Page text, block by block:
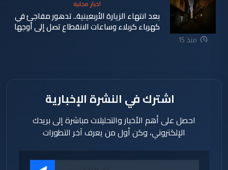
دقيقة
منذ 15
اخبار محلية
بعد انتهاء الزيارة الأربعينية.. تدهور مفاجئ في
كهرباء كربلاء وساعات الانقطاع تصل إلى أوجها
اشترك في النشرة الإخبارية
احصل على أهم الأخبار والتحليلات مباشرة إلى بريدك
الإلكتروني، وكن أول من يعرف آخر التطورات